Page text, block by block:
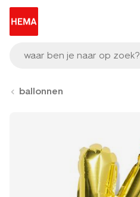
waar ben je naar op zoek?
ballonnen